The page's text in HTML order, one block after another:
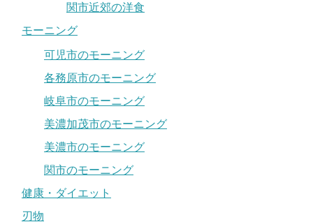
関市近郊の洋食
モーニング
可児市のモーニング
各務原市のモーニング
岐阜市のモーニング
美濃加茂市のモーニング
美濃市のモーニング
関市のモーニング
健康・ダイエット
刃物